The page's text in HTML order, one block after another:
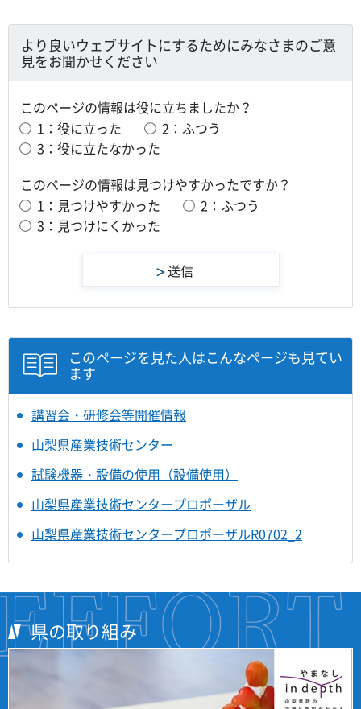
より良いウェブサイトにするためにみなさまのご意
見をお聞かせください
このページの情報は役に立ちましたか？
1：役に立った
2：ふつう
3：役に立たなかった
このページの情報は見つけやすかったですか？
1：見つけやすかった
2：ふつう
3：見つけにくかった
このページを見た人はこんなページも見てい
ます
講習会・研修会等開催情報
山梨県産業技術センター
試験機器・設備の使用（設備使用）
山梨県産業技術センタープロポーザル
山梨県産業技術センタープロポーザルR0702_2
県の取り組み